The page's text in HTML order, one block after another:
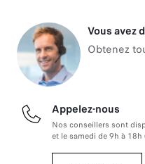
Vous avez
Obtenez
Appelez-nous
Nos conseillers sont
et le samedi de 9h à